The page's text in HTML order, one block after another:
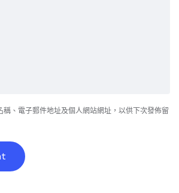
稱、電子郵件地址及個人網站網址，以供下次發佈留